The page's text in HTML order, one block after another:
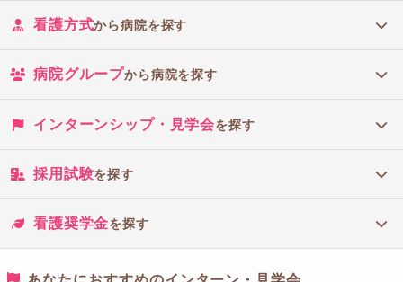
看護方式から病院を探す
病院グループから病院を探す
インターンシップ・見学会を探す
採用試験を探す
看護奨学金を探す